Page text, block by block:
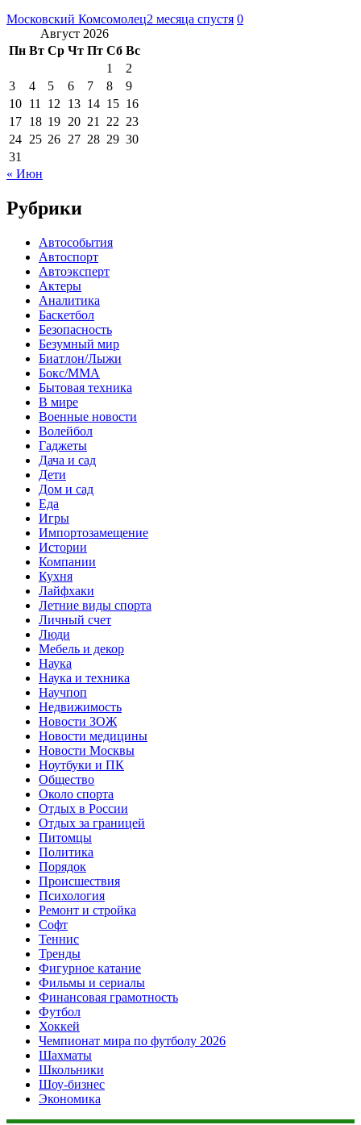
Московский Комсомолец2 месяца спустя 0
Август 2026
Пн Вт Ср Чт Пт Сб Вс
1
2
3
4 5 6 7 8
9
10 11 12 13 14 15 16
17 18 19 20 21 22 23
24 25 26 27 28 29 30
31
« Июн
Рубрики
Автособытия
Автоспорт
Автоэксперт
Актеры
Аналитика
Баскетбол
Безопасность
Безумный мир
Биатлон/Лыжи
Бокс/MMA
Бытовая техника
В мире
Военные новости
Волейбол
Гаджеты
Дача и сад
Дети
Дом и сад
Еда
Игры
Импортозамещение
Истории
Компании
Кухня
Лайфхаки
Летние виды спорта
Личный счет
Люди
Мебель и декор
Наука
Наука и техника
Научпоп
Недвижимость
Новости ЗОЖ
Новости медицины
Новости Москвы
Ноутбуки и ПК
Общество
Около спорта
Отдых в России
Отдых за границей
Питомцы
Политика
Порядок
Происшествия
Психология
Ремонт и стройка
Софт
Теннис
Тренды
Фигурное катание
Фильмы и сериалы
Финансовая грамотность
Футбол
Хоккей
Чемпионат мира по футболу 2026
Шахматы
Школьники
Шоу-бизнес
Экономика